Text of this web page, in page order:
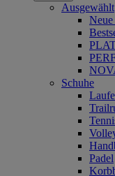
Ausgewählt
Schuhe
Padel